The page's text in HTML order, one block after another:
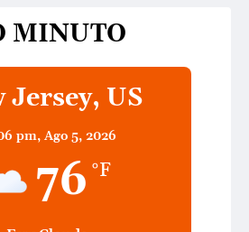
MINUTO
Jersey, US
pm, Ago 5, 2026
76 °F